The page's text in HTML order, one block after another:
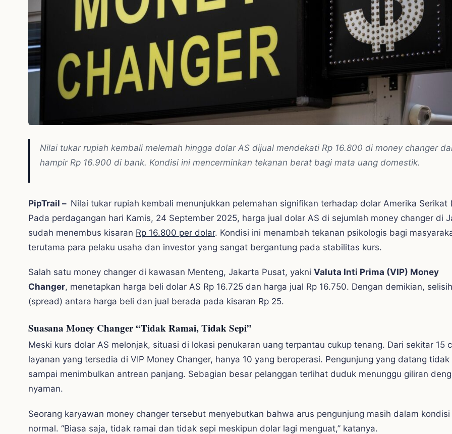
Nilai tukar rupiah kembali melemah hingga dolar AS dijual mendekati Rp 16.800 di money changer
hampir Rp 16.900 di bank. Kondisi ini mencerminkan tekanan berat bagi mata uang domestik.
PipTrail – Nilai tukar rupiah kembali menunjukkan pelemahan signifikan terhadap dolar Amerika Serikat
Pada perdagangan hari Kamis, 24 September 2025, harga jual dolar AS di sejumlah money changer di
sudah menembus kisaran Rp 16.800 per dolar. Kondisi ini menambah tekanan psikologis bagi
terutama para pelaku usaha dan investor yang sangat bergantung pada stabilitas kurs.
Salah satu money changer di kawasan Menteng, Jakarta Pusat, yakni Valuta Inti Prima (VIP) Money
Changer, menetapkan harga beli dolar AS Rp 16.725 dan harga jual Rp 16.750. Dengan demikian, selisih
(spread) antara harga beli dan jual berada pada kisaran Rp 25.
Suasana Money Changer “Tidak Ramai, Tidak Sepi”
Meski kurs dolar AS melonjak, situasi di lokasi penukaran uang terpantau cukup tenang. Dari sekitar 15
layanan yang tersedia di VIP Money Changer, hanya 10 yang beroperasi. Pengunjung yang datang tidak
sampai menimbulkan antrean panjang. Sebagian besar pelanggan terlihat duduk menunggu giliran
nyaman.
Seorang karyawan money changer tersebut menyebutkan bahwa arus pengunjung masih dalam kondisi
normal. “Biasa saja, tidak ramai dan tidak sepi meskipun dolar lagi menguat,” katanya.